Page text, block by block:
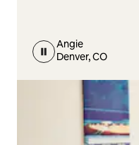
Angie
Denver, CO